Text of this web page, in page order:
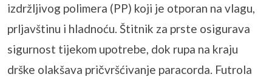
izdržljivog polimera (PP) koji je otporan na vlagu,
prljavštinu i hladnoću. Štitnik za prste osigurava
sigurnost tijekom upotrebe, dok rupa na kraju
drške olakšava pričvršćivanje paracorda. Futrola